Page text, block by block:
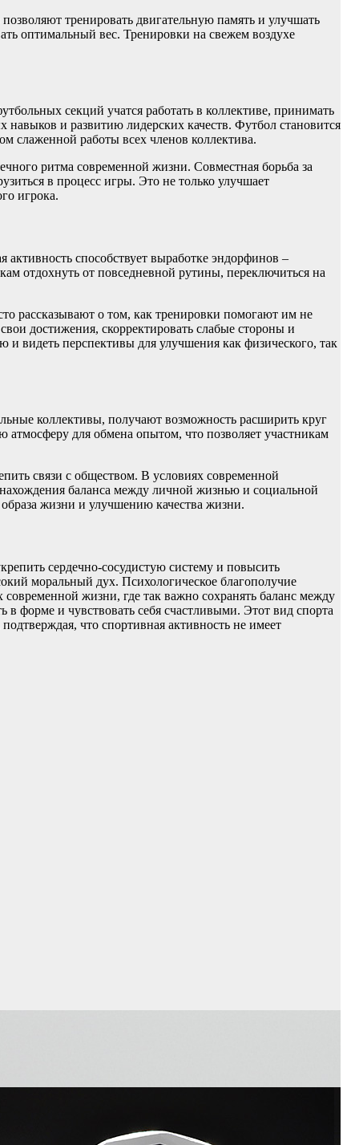
тренировать двигательную память и улучшать
оптимальный вес. Тренировки на свежем воздухе
секций учатся работать в коллективе, принимать
и развитию лидерских качеств. Футбол становится
слаженной работы всех членов коллектива.
ритма современной жизни. Совместная борьба за
в процесс игры. Это не только улучшает
игрока.
активность способствует выработке эндорфинов –
отдохнуть от повседневной рутины, переключиться на
рассказывают о том, как тренировки помогают им не
достижения, скорректировать слабые стороны и
и видеть перспективы для улучшения как физического, так
коллективы, получают возможность расширить круг
для обмена опытом, что позволяет участникам
связи с обществом. В условиях современной
баланса между личной жизнью и социальной
жизни и улучшению качества жизни.
сердечно-сосудистую систему и повысить
моральный дух. Психологическое благополучие
современной жизни, где так важно сохранять баланс между
форме и чувствовать себя счастливыми. Этот вид спорта
что спортивная активность не имеет